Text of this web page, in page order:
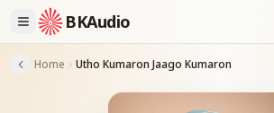
BKAudio
Home Utho Kumaron Jaago Kumaron